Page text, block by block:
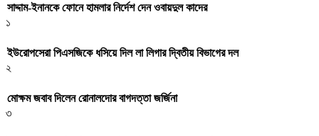
সাদ্দাম-ইনানকে ফোনে হামলার নির্দেশ দেন ওবায়দুল কাদের
১
ইউরোপসেরা পিএসজিকে ধসিয়ে দিল লা লিগার দ্বিতীয় বিভাগের দল
২
মোক্ষম জবাব দিলেন রোনালদোর বাগদত্তা জর্জিনা
৩